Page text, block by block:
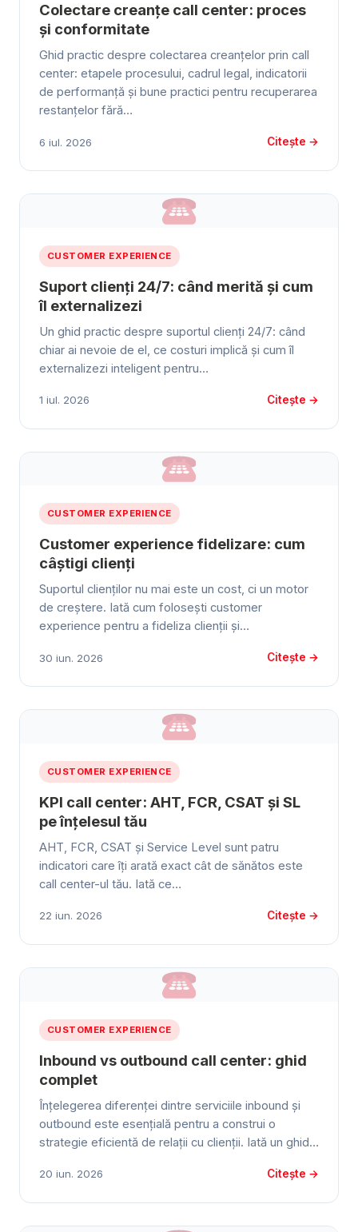
Colectare creanțe call center: proces
și conformitate
Ghid practic despre colectarea creanțelor prin call
center: etapele procesului, cadrul legal, indicatorii
de performanță și bune practici pentru recuperarea
restanțelor fără…
6 iul. 2026 Citește →
CUSTOMER EXPERIENCE
Suport clienți 24/7: când merită și cum
îl externalizezi
Un ghid practic despre suportul clienți 24/7: când
chiar ai nevoie de el, ce costuri implică și cum îl
externalizezi inteligent pentru…
1 iul. 2026 Citește →
CUSTOMER EXPERIENCE
Customer experience fidelizare: cum
câștigi clienți
Suportul clienților nu mai este un cost, ci un motor
de creștere. Iată cum folosești customer
experience pentru a fideliza clienții și…
30 iun. 2026 Citește →
CUSTOMER EXPERIENCE
KPI call center: AHT, FCR, CSAT și SL
pe înțelesul tău
AHT, FCR, CSAT și Service Level sunt patru
indicatori care îți arată exact cât de sănătos este
call center-ul tău. Iată ce…
22 iun. 2026 Citește →
CUSTOMER EXPERIENCE
Inbound vs outbound call center: ghid
complet
Înțelegerea diferenței dintre serviciile inbound și
outbound este esențială pentru a construi o
strategie eficientă de relații cu clienții. Iată un ghid…
20 iun. 2026 Citește →